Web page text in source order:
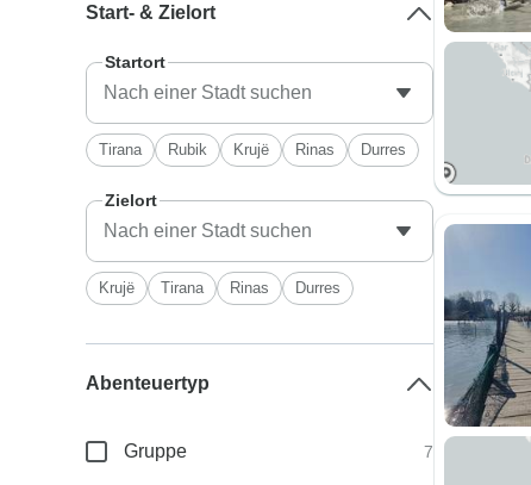
Start- & Zielort
Startort
Tirana Rubik Krujë Rinas Durres
Zielort
Krujë Tirana Rinas Durres
Abenteuertyp
Gruppe 7